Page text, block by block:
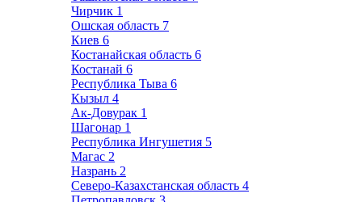
Чирчик 1
Ошская область 7
Киев 6
Костанайская область 6
Костанай 6
Республика Тыва 6
Кызыл 4
Ак-Довурак 1
Шагонар 1
Республика Ингушетия 5
Магас 2
Назрань 2
Северо-Казахстанская область 4